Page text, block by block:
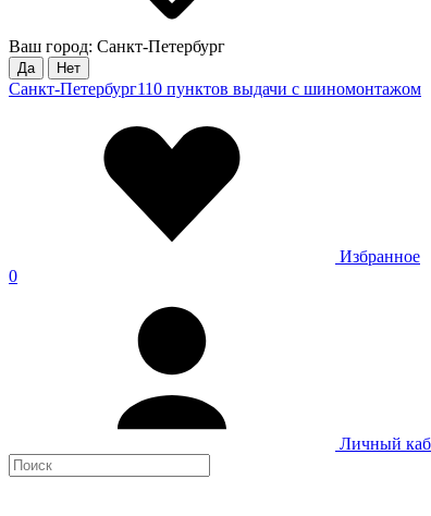
Ваш город: Санкт-Петербург
Да Нет
Санкт-Петербург110 пунктов выдачи с шиномонтажом
Избранное
0
Личный